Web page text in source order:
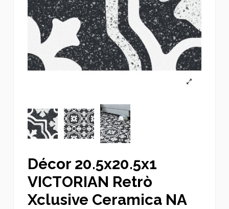
Décor 20.5x20.5x1
VICTORIAN Retrò
Xclusive Ceramica NA